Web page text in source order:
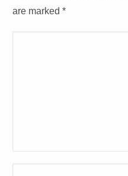
are marked*